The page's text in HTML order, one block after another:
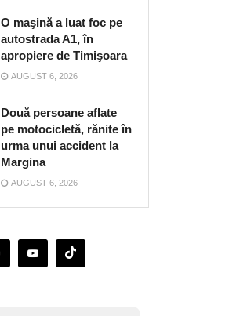
O maşină a luat foc pe
autostrada A1, în
apropiere de Timişoara
AUGUST 6, 2026
Două persoane aflate
pe motocicletă, rănite în
urma unui accident la
Margina
AUGUST 6, 2026